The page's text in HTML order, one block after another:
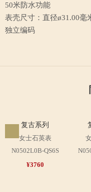
50米防水功能
表壳尺寸：直径ø31.00毫
独立编码
复古系列
女士石英表
N0502L0B-QS6S
¥3760